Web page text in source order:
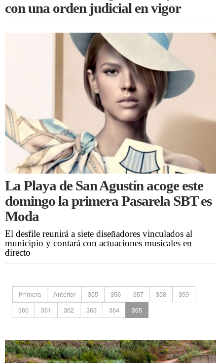
con una orden judicial en vigor
La Playa de San Agustín acoge este
domingo la primera Pasarela SBT es
Moda
El desfile reunirá a siete diseñadores vinculados al
municipio y contará con actuaciones musicales en
directo
Primera Anterior 355 356 357 358
359
360
361 362 363 364 365